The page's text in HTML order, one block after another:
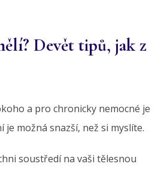
Devět tipů, jak z
a pro chronicky nemocné je
je možná snazší, než si myslíte.
soustředí na vaši tělesnou